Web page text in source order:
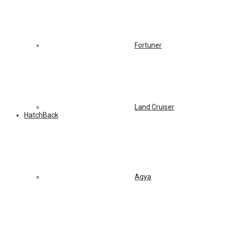
Fortuner
Land Cruiser
HatchBack
Agya